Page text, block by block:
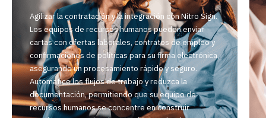
Agilizar la contratación y la integración con Nitro Sign.
Los equipos de recursos humanos pueden enviar
cartas con ofertas laborales, contratos de empleo y
confirmaciones de políticas para su firma electrónica,
asegurando un procesamiento rápido y seguro.
Automatice los flujos de trabajo y reduzca la
documentación, permitiendo que su equipo de
recursos humanos se concentre en construir